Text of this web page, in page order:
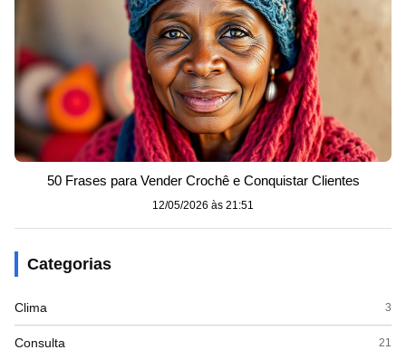
50 Frases para Vender Crochê e Conquistar Clientes
12/05/2026 às 21:51
Categorias
Clima 3
Consulta 21